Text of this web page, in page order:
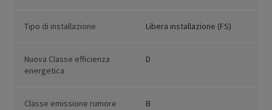
Tipo di installazione Libera installazione (FS)
Nuova Classe efficienza
energetica
D
Classe emissione rumore B